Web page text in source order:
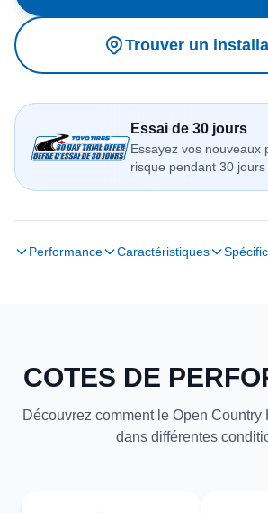
Trouver un
Essai de 30 jours
Essayez vos nouveaux
risque pendant 30 jours
Performance Caractéristiques
COTES DE
Découvrez comment le Open Country
dans différentes